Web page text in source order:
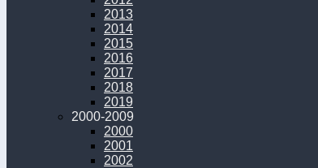
2013
2014
2015
2016
2017
2018
2019
2000-2009
2000
2001
2002